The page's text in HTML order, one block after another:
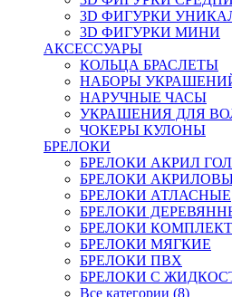
3D ФИГУРКИ
3D ФИГУРКИ МИНИ
АКСЕССУАРЫ
КОЛЬЦА БРАСЛЕТЫ
НАБОРЫ
НАРУЧНЫЕ ЧАСЫ
УКРАШЕНИЯ ДЛЯ
ЧОКЕРЫ КУЛОНЫ
БРЕЛОКИ
БРЕЛОКИ АКРИЛ
БРЕЛОКИ
БРЕЛОКИ АТЛАСНЫЕ
БРЕЛОКИ
БРЕЛОКИ
БРЕЛОКИ МЯГКИЕ
БРЕЛОКИ ПВХ
БРЕЛОКИ С
Все категории (8)